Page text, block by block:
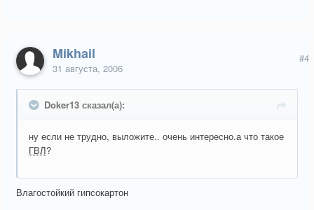
Mikhail
31 августа, 2006
#4
Doker13 сказал(а):
ну если не трудно, выложите.. очень интересно.а что такое
ГВЛ?
Влагостойкий гипсокартон